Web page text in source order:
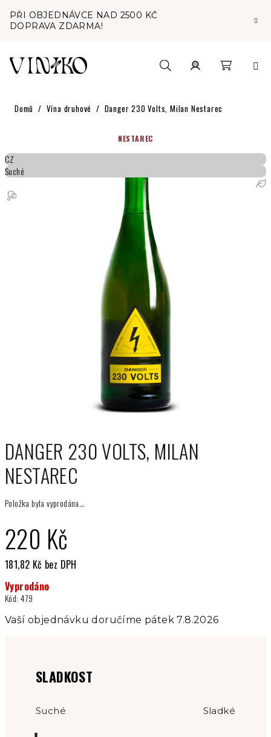
obsah
PŘI OBJEDNÁVCE NAD 2500 KČ
DOPRAVA ZDARMA!
Domů / Vína druhové / Danger 230 Volts, Milan Nestarec
DANGER 230 VOLTS, MILAN
NESTAREC
Položka byla vyprodána…
220 Kč
181,82 Kč bez DPH
cena:
Vyprodáno
Kód: 479
Vaší objednávku doručíme pátek 7.8.2026
NESTAREC
CZ
Suché
SLADKOST
Suché Sladké